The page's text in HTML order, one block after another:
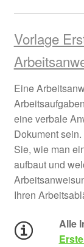
Vorlage
Eine
eine verbale
Dokument
Sie, wie man
aufbaut und
Ihren
Alle